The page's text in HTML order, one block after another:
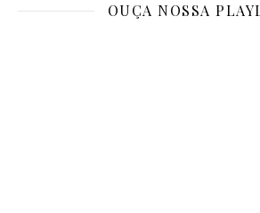
OUÇA NOSSA